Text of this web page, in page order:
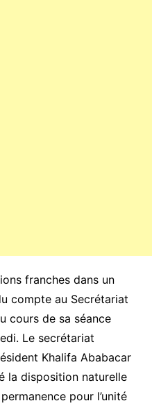
franches dans un
compte au Secrétariat
cours de sa séance
Le secrétariat
Khalifa Ababacar
la disposition naturelle
pour l’unité